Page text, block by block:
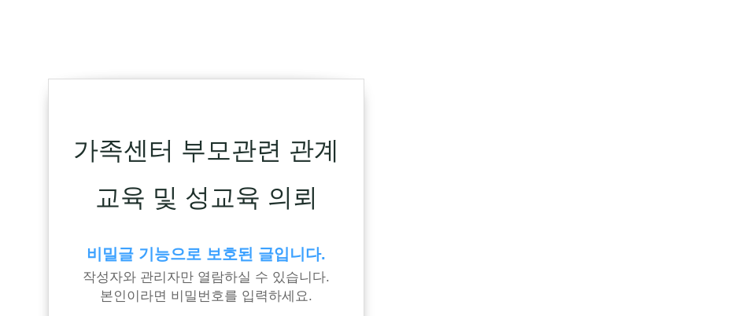
가족센터 부모관련 관계
교육 및 성교육 의뢰
비밀글 기능으로 보호된 글입니다.
작성자와 관리자만 열람하실 수 있습니다.
본인이라면 비밀번호를 입력하세요.